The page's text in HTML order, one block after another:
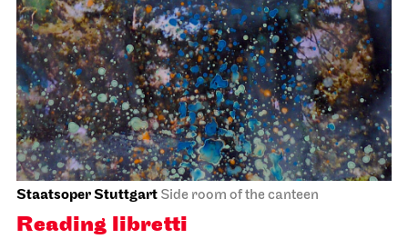
Staatsoper Stuttgart Side room of the canteen
Reading libretti